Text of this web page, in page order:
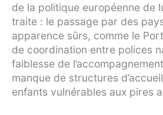
de la politique européenne de
traite : le passage par des
apparence sûrs, comme le
de coordination entre polices
faiblesse de
manque de structures
enfants vulnérables aux pires